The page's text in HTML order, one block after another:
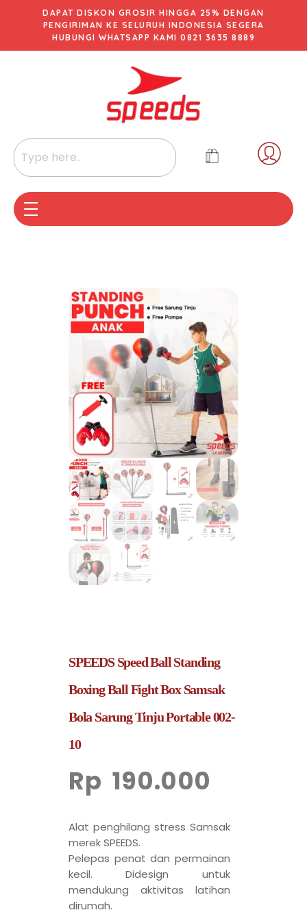
DAPAT DISKON GROSIR HINGGA 25% DENGAN
PENGIRIMAN KE SELURUH INDONESIA SEGERA
HUBUNGI WHATSAPP KAMI 0821 3635 8889
SPEEDS Speed Ball Standing
Boxing Ball Fight Box Samsak
Bola Sarung Tinju Portable 002-
10
Rp 190.000
Alat penghilang stress Samsak
merek SPEEDS.
Pelepas penat dan permainan
kecil. Didesign untuk
mendukung aktivitas latihan
dirumah.